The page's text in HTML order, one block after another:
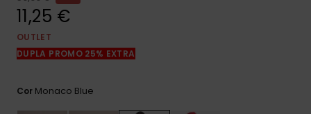
contacto.
11,25 €
OUTLET
DUPLA PROMO 25% EXTRA
Cor Monaco Blue